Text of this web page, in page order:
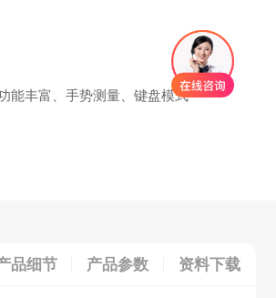
能丰富、手势测量、键盘模式
品细节 产品参数 资料下载